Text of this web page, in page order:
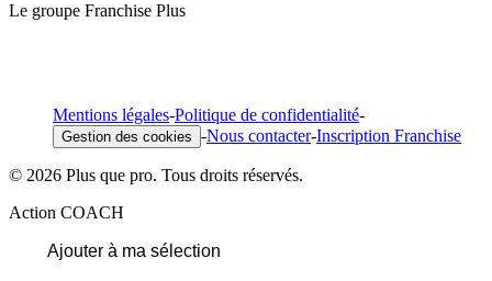
Le groupe Franchise Plus
Mentions légales-Politique de confidentialité-
Gestion des cookies -Nous contacter-Inscription Franchise
© 2026 Plus que pro. Tous droits réservés.
Action COACH
Ajouter à ma sélection